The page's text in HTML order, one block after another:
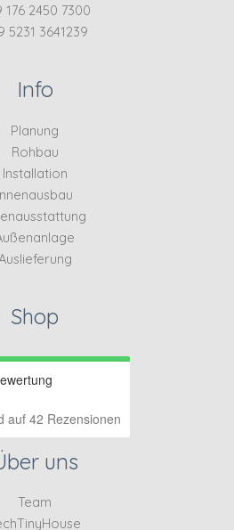
176 2450 7300
5231 3641239
Info
Planung
Rohbau
Installation
Shop
auf 42 Rezensionen
uns
Team